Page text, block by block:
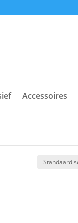
Accessoires